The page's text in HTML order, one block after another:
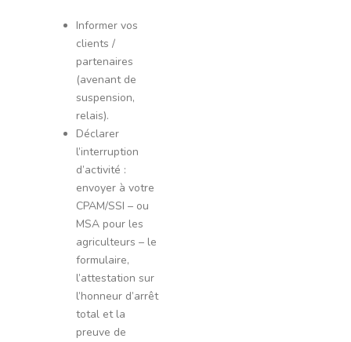
Informer vos
clients /
partenaires
(avenant de
suspension,
relais).
Déclarer
l’interruption
d’activité :
envoyer à votre
CPAM/SSI – ou
MSA pour les
agriculteurs – le
formulaire,
l’attestation sur
l’honneur d’arrêt
total et la
preuve de